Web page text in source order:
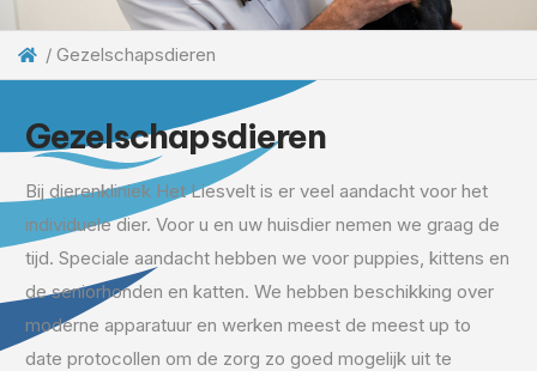
/ Gezelschapsdieren
Gezelschapsdieren
Bij dierenkliniek Het Liesvelt is er veel aandacht voor het
individuele dier. Voor u en uw huisdier nemen we graag de
tijd. Speciale aandacht hebben we voor puppies, kittens en
de seniorhonden en katten. We hebben beschikking over
moderne apparatuur en werken meest de meest up to
date protocollen om de zorg zo goed mogelijk uit te